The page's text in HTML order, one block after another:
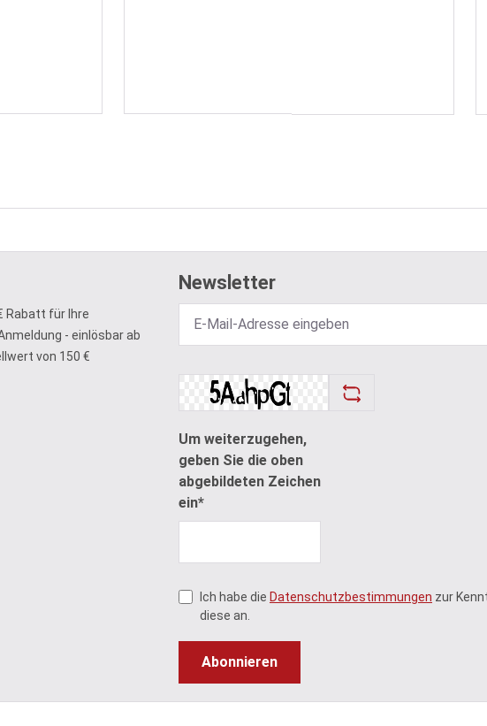
Newsletter
Rabatt für Ihre
- einlösbar ab
von 150 €
Um weiterzugehen,
geben Sie die oben
abgebildeten Zeichen
ein*
Ich habe die Datenschutzbestimmungen zur
diese an.
Abonnieren